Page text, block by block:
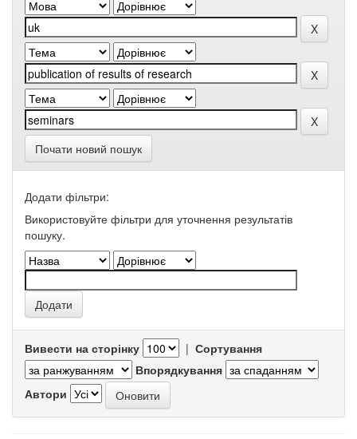
Почати новий пошук
Додати фільтри:
Використовуйте фільтри для уточнення результатів
пошуку.
Вивести на сторінку | Сортування
Впорядкування
Автори